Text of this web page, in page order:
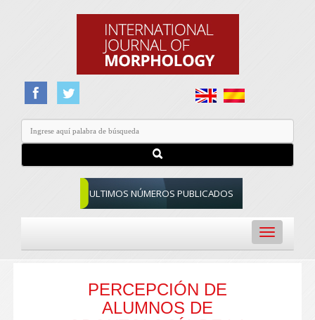
ULTIMOS NÚMEROS PUBLICADOS
Toggle
navigation
PERCEPCIÓN DE
ALUMNOS DE